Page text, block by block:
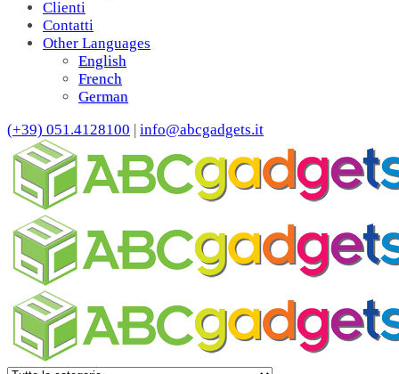
Clienti
Contatti
Other Languages
English
French
German
(+39) 051.4128100 | info@abcgadgets.it